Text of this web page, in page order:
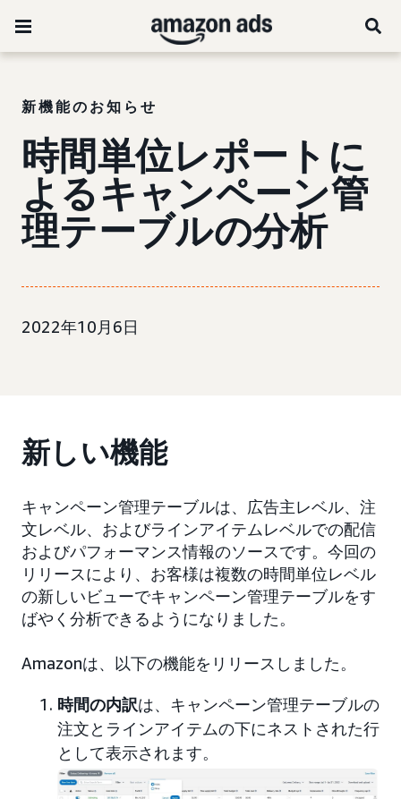
新機能のお知らせ
時間単位レポートに
よるキャンペーン管
理テーブルの分析
2022年10月6日
新しい機能
キャンペーン管理テーブルは、広告主レベル、注
文レベル、およびラインアイテムレベルでの配信
およびパフォーマンス情報のソースです。今回の
リリースにより、お客様は複数の時間単位レベル
の新しいビューでキャンペーン管理テーブルをす
ばやく分析できるようになりました。
Amazonは、以下の機能をリリースしました。
時間の内訳は、キャンペーン管理テーブルの
注文とラインアイテムの下にネストされた行
として表示されます。